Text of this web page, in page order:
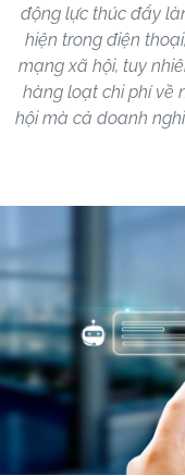
động lực thúc đẩy
hiện trong điện
mạng xã hội, tuy
hàng loạt chi phí về
hội mà cả doanh